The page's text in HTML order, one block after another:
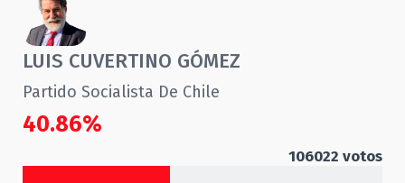
LUIS CUVERTINO GÓMEZ
Partido Socialista De Chile
40.86%
106022 votos